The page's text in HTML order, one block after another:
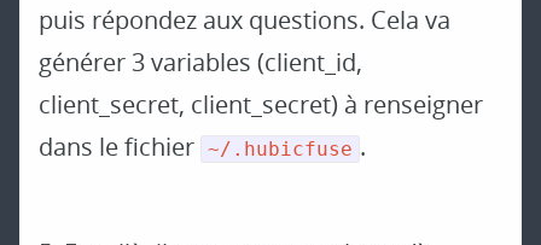
puis répondez aux questions. Cela va
générer 3 variables (client_id,
client_secret, client_secret) à renseigner
dans le fichier ~/.hubicfuse .